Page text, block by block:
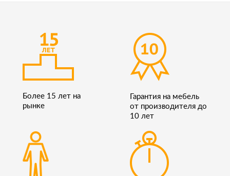
Более 15 лет на
рынке
Гарантия на мебель
от производителя до
10 лет